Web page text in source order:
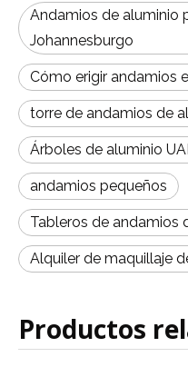
Andamios de aluminio
Johannesburgo
Cómo erigir andamios
torre de andamios de
Árboles de aluminio
andamios pequeños
Tableros de andamios
Alquiler de maquillaje
Productos